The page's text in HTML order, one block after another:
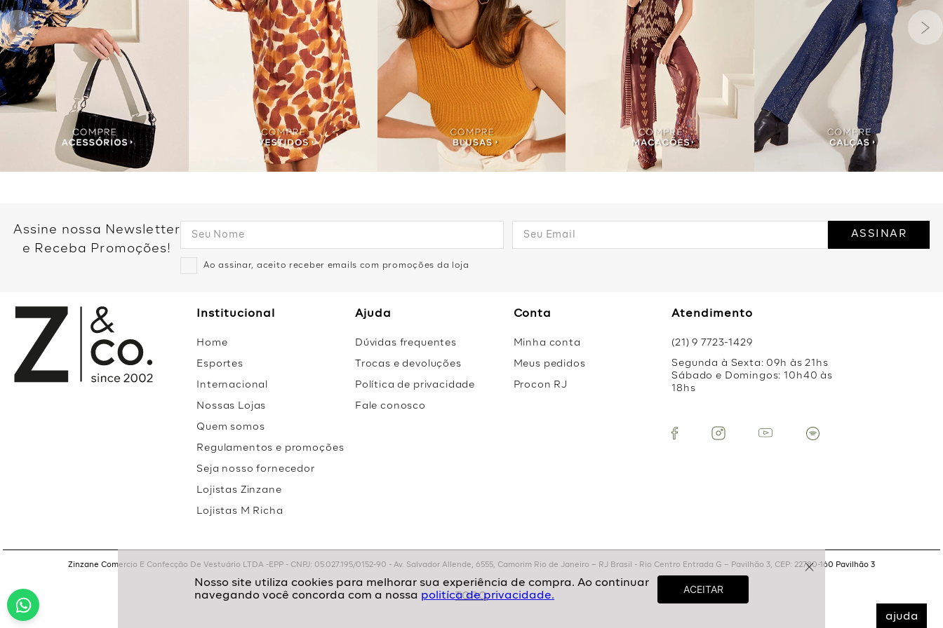
ajuda
politíca de privacidade.
Assine nossa Newsletter
e Receba Promoções!
Ao assinar, aceito receber emails com promoções da loja
ASSINAR
Institucional
Home
Esportes
Internacional
Nossas Lojas
Quem somos
Regulamentos e promoções
Seja nosso fornecedor
Lojistas Zinzane
Lojistas M Richa
Ajuda
Dúvidas frequentes
Trocas e devoluções
Política de privacidade
Fale conosco
Conta
Minha conta
Meus pedidos
Procon RJ
Atendimento
(21) 9 7723-1429
Segunda à Sexta: 09h às 21hs
Sábado e Domingos: 10h40 às
18hs
Zinzane Comercio E Confecção De Vestuário LTDA -EPP - CNPJ: 05.027.195/0152-90 - Av. Salvador Allende, 6555, Camorim Rio de Janeiro – RJ Brasil - Rio Centro Entrada G – Pavilhão 3, CEP: 22780-160 Pavilhão 3
TOPO